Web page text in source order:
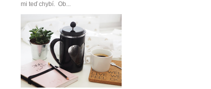
mi teď chybí. Ob...